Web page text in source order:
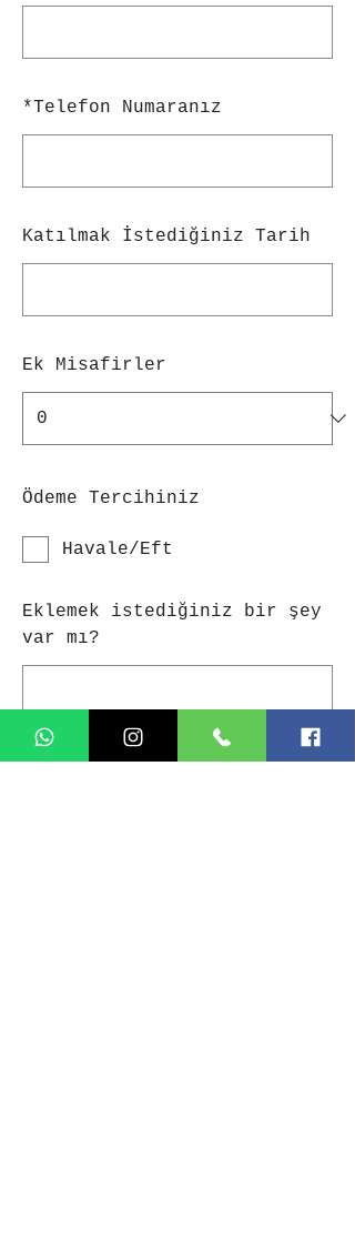
*Telefon Numaranız
Katılmak İstediğiniz Tarih
Ek Misafirler
Ödeme Tercihiniz
Havale/Eft
Eklemek istediğiniz bir şey
var mı?